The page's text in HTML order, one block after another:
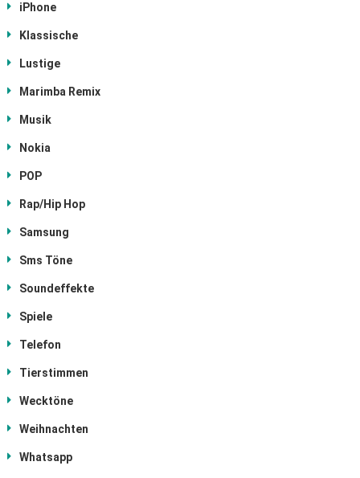
iPhone
Klassische
Lustige
Marimba Remix
Musik
Nokia
POP
Rap/Hip Hop
Samsung
Sms Töne
Soundeffekte
Spiele
Telefon
Tierstimmen
Wecktöne
Weihnachten
Whatsapp